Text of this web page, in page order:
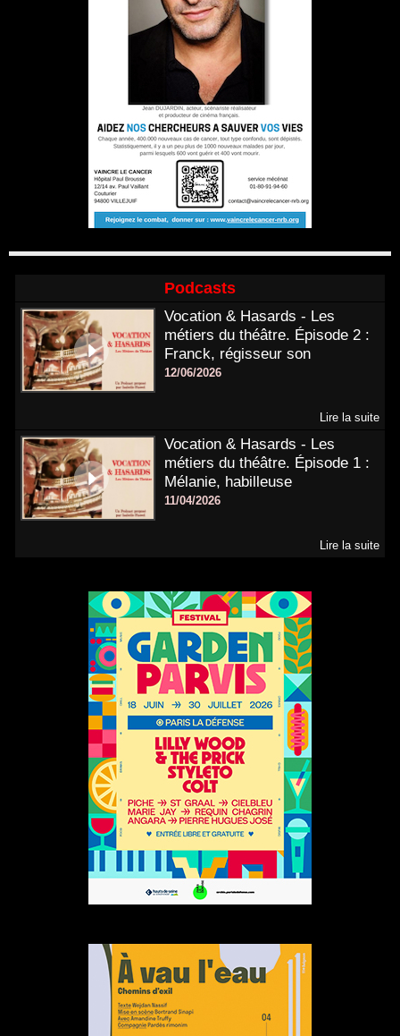
Podcasts
Vocation & Hasards - Les
métiers du théâtre. Épisode 2 :
Franck, régisseur son
12/06/2026
Lire la suite
Vocation & Hasards - Les
métiers du théâtre. Épisode 1 :
Mélanie, habilleuse
11/04/2026
Lire la suite